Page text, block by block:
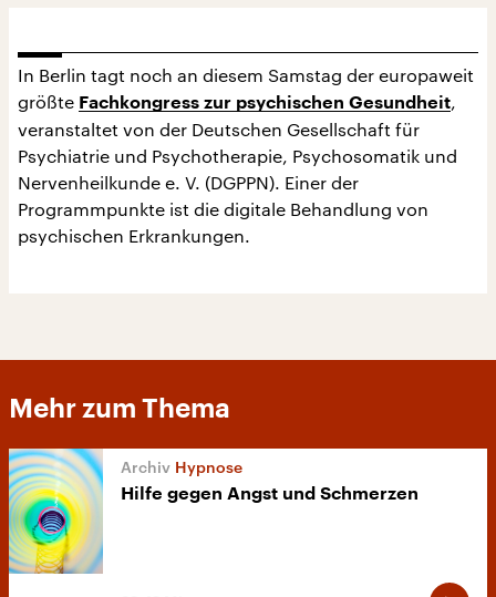
In Berlin tagt noch an diesem Samstag der europaweit
größte Fachkongress zur psychischen Gesundheit
veranstaltet von der Deutschen Gesellschaft für
Psychiatrie und Psychotherapie, Psychosomatik und
Nervenheilkunde e. V. (DGPPN). Einer der
Programmpunkte ist die digitale Behandlung von
psychischen Erkrankungen.
Mehr zum Thema
Hypnose
Hilfe gegen Angst und Schmerzen